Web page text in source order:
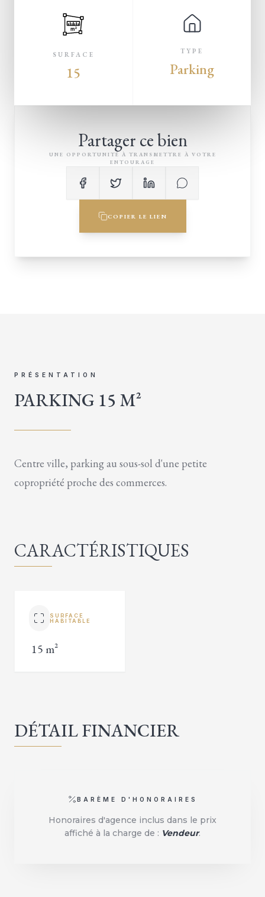
m²
SURFACE
15
TYPE
Parking
Partager ce bien
UNE OPPORTUNITÉ À TRANSMETTRE À VOTRE
ENTOURAGE
COPIER LE LIEN
PRÉSENTATION
PARKING 15 M²
Centre ville, parking au sous-sol d'une petite
copropriété proche des commerces.
CARACTÉRISTIQUES
SURFACE
HABITABLE
15 m²
DÉTAIL FINANCIER
BARÈME D'HONORAIRES
Honoraires d'agence inclus dans le prix
affiché à la charge de : Vendeur.